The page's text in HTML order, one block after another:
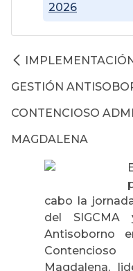
2026
GESTIÓN
CONTENCIOSO
MAGDALENA
cabo la
del SIGCMA
Antisoborno
Magdalena,